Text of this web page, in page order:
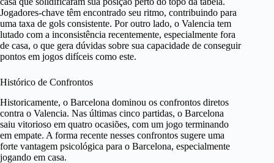
Jogadores-chave têm encontrado seu ritmo, contribuindo para
uma taxa de gols consistente. Por outro lado, o Valencia tem
lutado com a inconsistência recentemente, especialmente fora
de casa, o que gera dúvidas sobre sua capacidade de conseguir
pontos em jogos difíceis como este.
Histórico de Confrontos
Historicamente, o Barcelona dominou os confrontos diretos
contra o Valencia. Nas últimas cinco partidas, o Barcelona
saiu vitorioso em quatro ocasiões, com um jogo terminando
em empate. A forma recente nesses confrontos sugere uma
forte vantagem psicológica para o Barcelona, especialmente
jogando em casa.